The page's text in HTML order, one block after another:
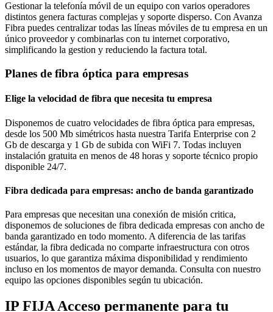
Gestionar la telefonía móvil de un equipo con varios operadores
distintos genera facturas complejas y soporte disperso. Con Avanza
Fibra puedes centralizar todas las líneas móviles de tu empresa en un
único proveedor y combinarlas con tu internet corporativo,
simplificando la gestion y reduciendo la factura total.
Planes de fibra óptica para empresas
Elige la velocidad de fibra que necesita tu empresa
Disponemos de cuatro velocidades de fibra óptica para empresas,
desde los 500 Mb simétricos hasta nuestra Tarifa Enterprise con 2
Gb de descarga y 1 Gb de subida con WiFi 7. Todas incluyen
instalación gratuita en menos de 48 horas y soporte técnico propio
disponible 24/7.
Fibra dedicada para empresas: ancho de banda garantizado
Para empresas que necesitan una conexión de misión critica,
disponemos de soluciones de fibra dedicada empresas con ancho de
banda garantizado en todo momento. A diferencia de las tarifas
estándar, la fibra dedicada no comparte infraestructura con otros
usuarios, lo que garantiza máxima disponibilidad y rendimiento
incluso en los momentos de mayor demanda. Consulta con nuestro
equipo las opciones disponibles según tu ubicación.
IP FIJA Acceso permanente para tu